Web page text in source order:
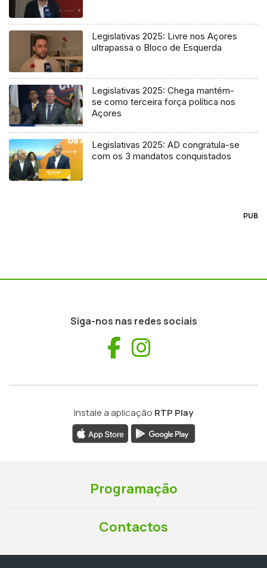
Legislativas 2025: Livre nos Açores
ultrapassa o Bloco de Esquerda
Legislativas 2025: Chega mantém-
se como terceira força política nos
Açores
Legislativas 2025: AD congratula-se
com os 3 mandatos conquistados
PUB
Siga-nos nas redes sociais
Facebook
Instale a aplicação RTP Play
Programação
Contactos